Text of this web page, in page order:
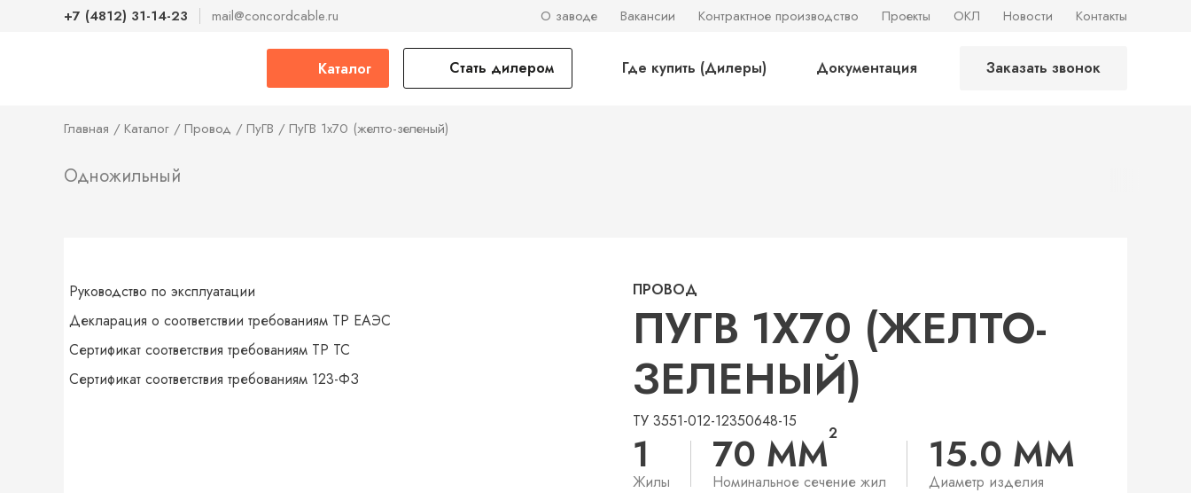
+7 (4812) 31-14-23 mail@concordcable.ru О заводе Вакансии Контрактное производство Проекты ОКЛ Новости Контакты
Каталог Стать дилером Где купить (Дилеры) Документация Заказать звонок
Главная Каталог Провод ПуГВ ПуГВ 1х70 (желто-зеленый)
Одножильный
ПРОВОД
ПУГВ 1Х70 (ЖЕЛТО-
ЗЕЛЕНЫЙ)
ТУ 3551-012-12350648-15
Руководство по эксплуатации
Декларация о соответствии требованиям ТР ЕАЭС
Сертификат соответствия требованиям ТР ТС
Сертификат соответствия требованиям 123-ФЗ
1
Жилы
70 ММ2
Номинальное сечение жил
15.0 ММ
Диаметр изделия